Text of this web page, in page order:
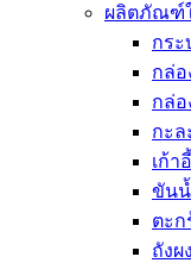
ผลิตภัณฑ์
กร
กล่
กล่อ
กะล
เก้าอี้
ขันน้
ตะก
ถังผง